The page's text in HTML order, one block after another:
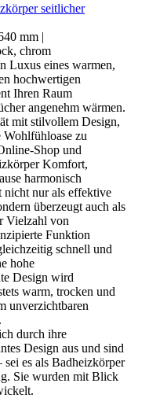
seitlicher
mm |
chrom
Luxus eines warmen,
hochwertigen
Ihren Raum
angenehm wärmen.
mit stilvollem Design,
zu
Shop und
Komfort,
harmonisch
nicht nur als effektive
überzeugt auch als
Vielzahl von
Funktion
schnell und
hohe
Design wird
warm, trocken und
unverzichtbaren
durch ihre
Design aus und sind
es als Badheizkörper
Sie wurden mit Blick